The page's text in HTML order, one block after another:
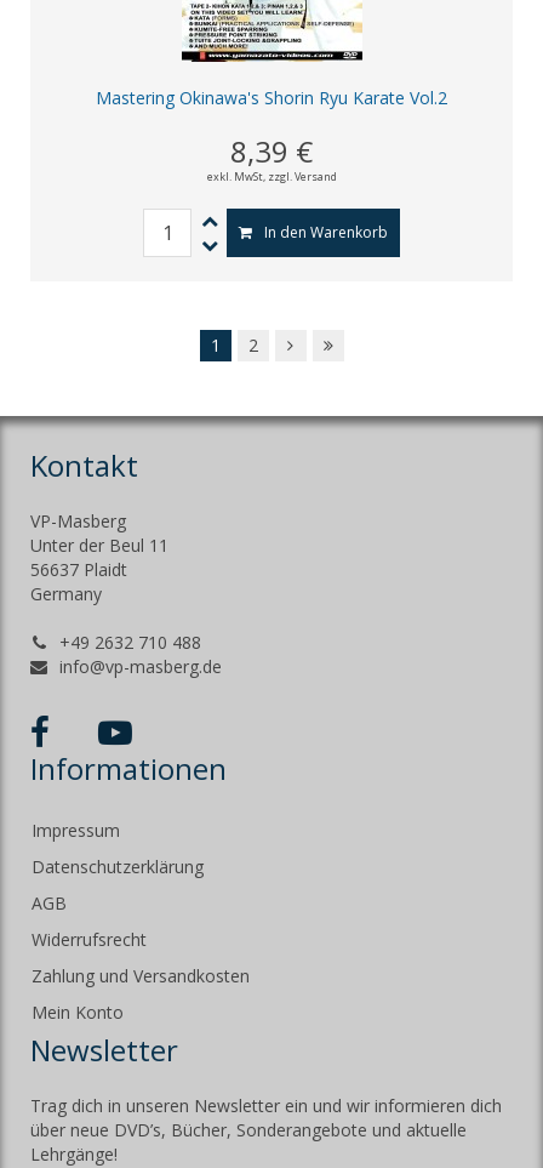
Mastering Okinawa's Shorin Ryu Karate Vol.2
8,39 €
exkl. MwSt, zzgl. Versand
In den Warenkorb
1 2
Kontakt
VP-Masberg
Unter der Beul 11
56637 Plaidt
Germany
+49 2632 710 488
info@vp-masberg.de
Informationen
Impressum
Datenschutzerklärung
AGB
Widerrufsrecht
Zahlung und Versandkosten
Mein Konto
Newsletter
Trag dich in unseren Newsletter ein und wir informieren dich
über neue DVD’s, Bücher, Sonderangebote und aktuelle
Lehrgänge!